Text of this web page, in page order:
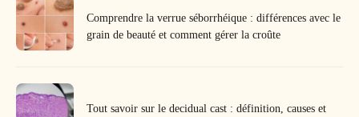
Comprendre la verrue séborrhéique : différences avec le
grain de beauté et comment gérer la croûte
Tout savoir sur le decidual cast : définition, causes et